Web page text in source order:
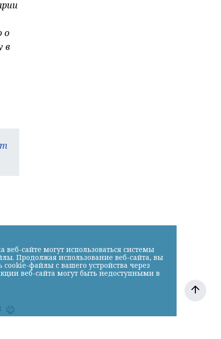
о
в
сайте могут использоваться системы
Продолжая использование веб-сайта, вы
файлы с вашего устройства через
веб-сайта могут быть недоступными в